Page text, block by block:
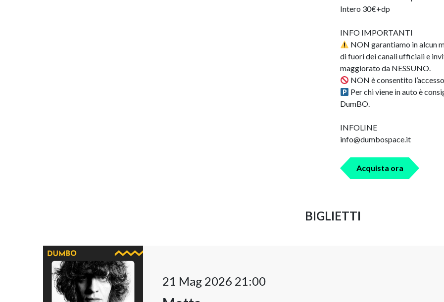
Intero 30€+dp
INFO IMPORTANTI
NON garantiamo in alcun
di fuori dei canali ufficiali e
maggiorato da NESSUNO.
NON è consentito
Per chi viene in auto è
DumBO.
INFOLINE
info@dumbospace.it
Acquista ora
BIGLIETTI
21 Mag 2026 21:00